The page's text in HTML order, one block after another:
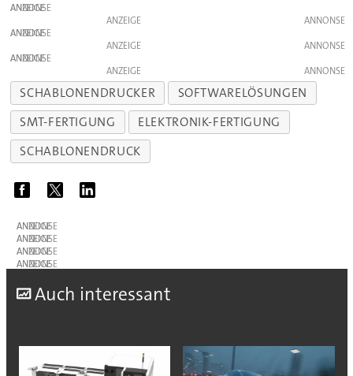
ANZEIGE
ANZEIGE
ANZEIGE
ANZEIGE
ANZEIGE
ANZEIGE
SCHABLONENDRUCKER
SOFTWARELÖSUNGEN
SMT-FERTIGUNG
ELEKTRONIK-FERTIGUNG
SCHABLONENDRUCK
ANZEIGE
ANZEIGE
ANZEIGE
ANZEIGE
Auch interessant